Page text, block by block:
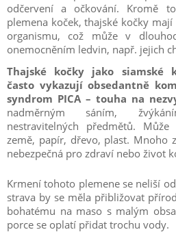
odčervení a očkování. Kromě
plemena koček, thajské kočky
organismu, což může v
onemocněním ledvin, např. jejich
Thajské kočky jako siamské
často vykazují obsedantně
syndrom PICA – touha na
nadměrným sáním,
nestravitelných předmětů.
země, papír, dřevo, plast. Mnoho
nebezpečná pro zdraví nebo život
Krmení tohoto plemene se neliší
strava by se měla přibližovat
bohatému na maso s malým
porce se oplatí přidat trochu vody.